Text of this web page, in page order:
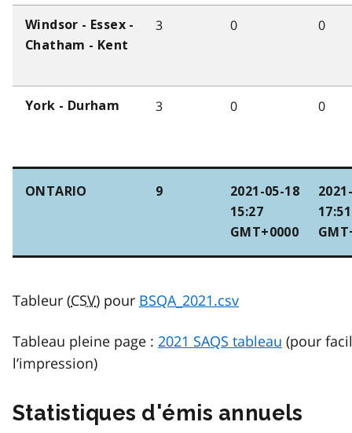
Windsor - Essex -
Chatham - Kent
3 0 0
York - Durham 3 0 0
ONTARIO 9
2021-05-18
15:27
GMT+0000
17:51
Tableur (CSV) pour BSQA_2021.csv
Tableau pleine page : 2021 SAQS tableau (pour
l’impression)
Statistiques d'émis annuels